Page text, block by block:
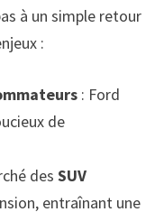
à un simple retour
:
: Ford
de
des SUV
entraînant une